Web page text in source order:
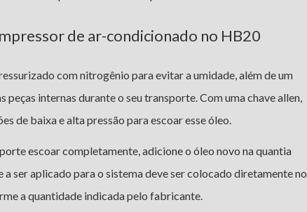
de ar-condicionado no HB20
com nitrogênio para evitar a umidade, além de um
peças internas durante o seu transporte. Com uma chave allen,
de baixa e alta pressão para escoar esse óleo.
escoar completamente, adicione o óleo novo na quantia
ser aplicado para o sistema deve ser colocado diretamente no
a quantidade indicada pelo fabricante.